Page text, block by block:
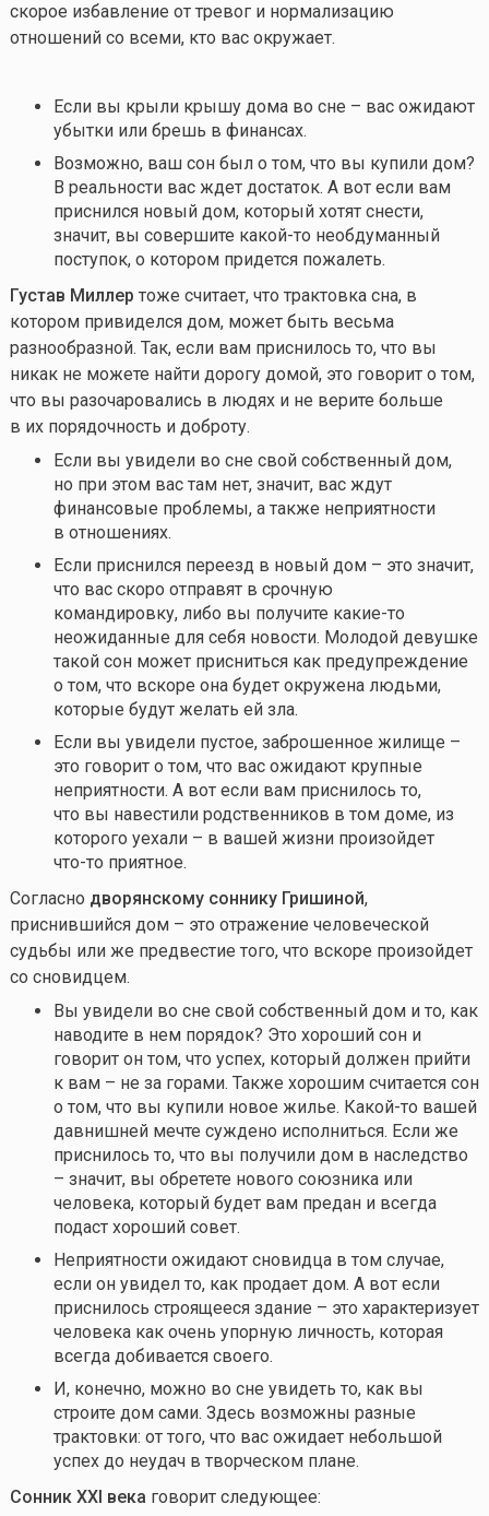
скорое избавление от тревог и нормализацию
отношений со всеми, кто вас окружает.
Если вы крыли крышу дома во сне – вас ожидают
убытки или брешь в финансах.
Возможно, ваш сон был о том, что вы купили дом?
В реальности вас ждет достаток. А вот если вам
приснился новый дом, который хотят снести,
значит, вы совершите какой-то необдуманный
поступок, о котором придется пожалеть.
Густав Миллер тоже считает, что трактовка сна, в
котором привиделся дом, может быть весьма
разнообразной. Так, если вам приснилось то, что вы
никак не можете найти дорогу домой, это говорит о том,
что вы разочаровались в людях и не верите больше
в их порядочность и доброту.
Если вы увидели во сне свой собственный дом,
но при этом вас там нет, значит, вас ждут
финансовые проблемы, а также неприятности
в отношениях.
Если приснился переезд в новый дом – это значит,
что вас скоро отправят в срочную
командировку, либо вы получите какие-то
неожиданные для себя новости. Молодой девушке
такой сон может присниться как предупреждение
о том, что вскоре она будет окружена людьми,
которые будут желать ей зла.
Если вы увидели пустое, заброшенное жилище –
это говорит о том, что вас ожидают крупные
неприятности. А вот если вам приснилось то,
что вы навестили родственников в том доме, из
которого уехали – в вашей жизни произойдет
что-то приятное.
Согласно дворянскому соннику Гришиной,
приснившийся дом – это отражение человеческой
судьбы или же предвестие того, что вскоре произойдет
со сновидцем.
Вы увидели во сне свой собственный дом и то, как
наводите в нем порядок? Это хороший сон и
говорит он том, что успех, который должен прийти
к вам – не за горами. Также хорошим считается сон
о том, что вы купили новое жилье. Какой-то вашей
давнишней мечте суждено исполниться. Если же
приснилось то, что вы получили дом в наследство
– значит, вы обретете нового союзника или
человека, который будет вам предан и всегда
подаст хороший совет.
Неприятности ожидают сновидца в том случае,
если он увидел то, как продает дом. А вот если
приснилось строящееся здание – это характеризует
человека как очень упорную личность, которая
всегда добивается своего.
И, конечно, можно во сне увидеть то, как вы
строите дом сами. Здесь возможны разные
трактовки: от того, что вас ожидает небольшой
успех до неудач в творческом плане.
Сонник XXI века говорит следующее: